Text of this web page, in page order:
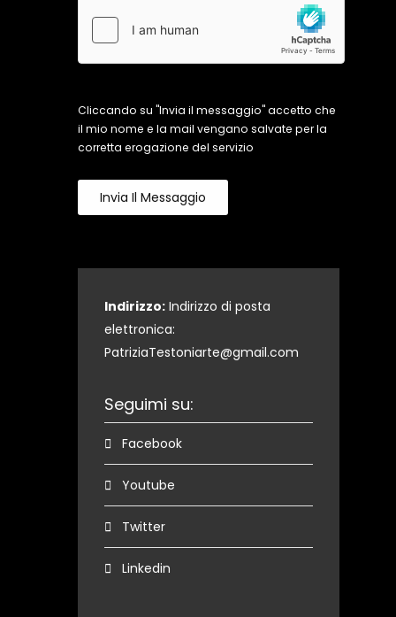
Cliccando su "Invia il messaggio" accetto che
il mio nome e la mail vengano salvate per la
corretta erogazione del servizio
Invia Il Messaggio
Indirizzo: Indirizzo di posta
elettronica:
PatriziaTestoniarte@gmail.com
Seguimi su:
Facebook
Youtube
Twitter
Linkedin